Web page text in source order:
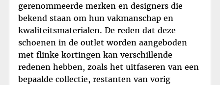
gerenommeerde merken en designers die
bekend staan om hun vakmanschap en
kwaliteitsmaterialen. De reden dat deze
schoenen in de outlet worden aangeboden
met flinke kortingen kan verschillende
redenen hebben, zoals het uitfaseren van een
bepaalde collectie, restanten van vorig